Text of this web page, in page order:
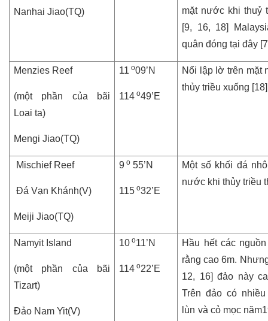
Nanhai Jiao(TQ)
mặt nước khi thuỷ
[9, 16, 18]
quân đóng tại đây
Menzies Reef
(một phần của bãi
Loai ta)
Mengi Jiao(TQ)
11 o09’N
114 o49’E
Nổi lập lờ trên mặt
thủy triều xuống
Mischief Reef
Đá Vạn Khánh(V)
Meiji Jiao(TQ)
9 o 55’N
115 o32’E
Một số khối đá
nước khi thủy triều
Namyit Island
(một phần của bãi
Tizart)
Đảo Nam Yit(V)
10 o11’N
114 o22’E
Hầu hết các
rằng cao 6m.
12, 16] đảo này
Trên đảo có
lùn và cỏ mọc